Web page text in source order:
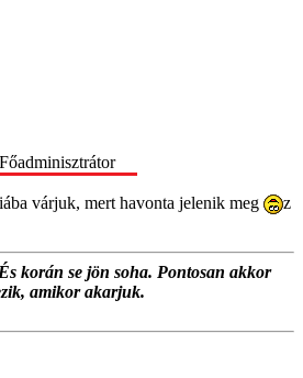
Főadminisztrátor
várjuk, mert havonta jelenik meg z
korán se jön soha. Pontosan akkor
amikor akarjuk.